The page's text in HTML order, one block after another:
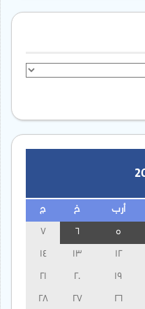
أرب خ ج
13
14
19
20
21
26
27
28